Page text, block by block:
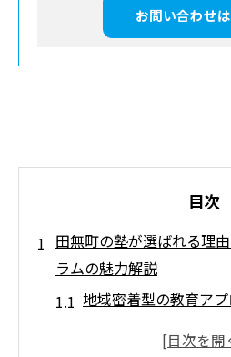
お問い合わせ
目次
田無町の塾が選ばれる理
ラムの魅力解説
地域密着型の教育ア
独自カリキュラムの特